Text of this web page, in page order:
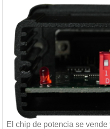
El chip de potencia se